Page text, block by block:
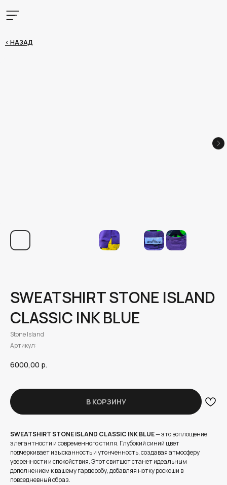
< НАЗАД
SWEATSHIRT STONE ISLAND
CLASSIC INK BLUE
Stone Island
Артикул:
6000,00 р.
В КОРЗИНУ
SWEATSHIRT STONE ISLAND CLASSIC INK BLUE— это воплощение
элегантности и современного стиля. Глубокий синий цвет
подчеркивает изысканность и утонченность, создавая атмосферу
уверенности и спокойствия. Этот свитшот станет идеальным
дополнением к вашему гардеробу, добавляя нотку роскоши в
повседневный образ.